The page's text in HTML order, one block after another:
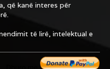
që kanë interes për
të lirë, intelektual e